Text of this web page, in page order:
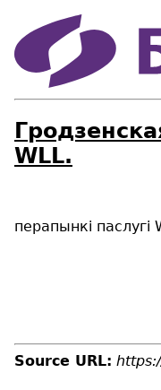
WLL.
перапынкi паслугі
Source URL: